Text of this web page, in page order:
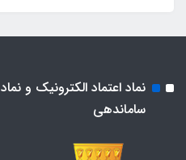
نماد اعتماد الکترونیک و نماد
ساماندهی